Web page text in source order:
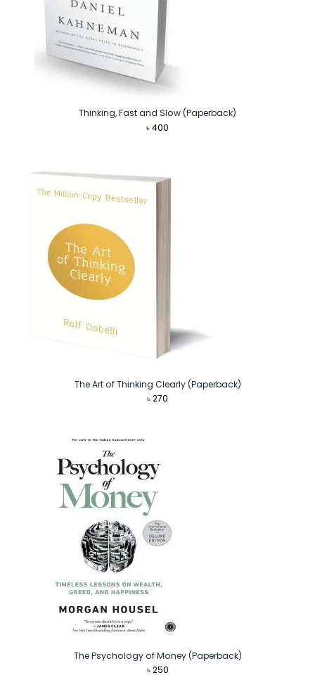
Thinking, Fast and Slow (Paperback)
৳400
The Art of Thinking Clearly (Paperback)
৳270
The Psychology of Money (Paperback)
৳250